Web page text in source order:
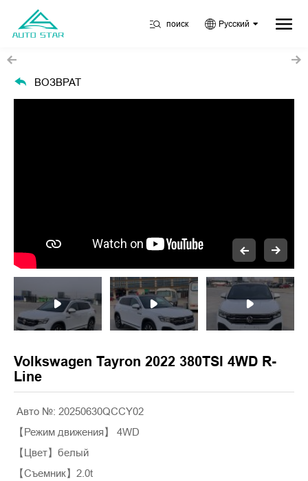
поиск Русский
ВОЗВРАТ
Volkswagen Tayron 2022 380TSI 4WD R-
Line
Авто №: 20250630QCCY02
【Режим движения】 4WD
【Цвет】белый
【Съемник】2.0t